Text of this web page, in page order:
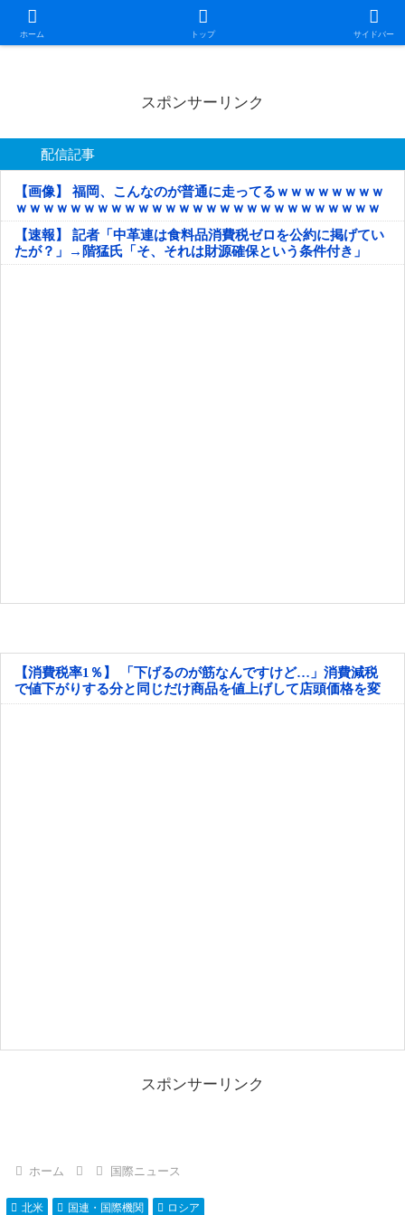
ホーム トップ サイドバー
日本第一！ニュース録
スポンサーリンク
配信記事
【画像】 福岡、こんなのが普通に走ってるｗｗｗｗｗｗｗｗ
ｗｗｗｗｗｗｗｗｗｗｗｗｗｗｗｗｗｗｗｗｗｗｗｗｗｗｗ
ｗｗｗｗｗ
【速報】 記者「中革連は食料品消費税ゼロを公約に掲げてい
たが？」→階猛氏「そ、それは財源確保という条件付き」
【消費税率1％】 「下げるのが筋なんですけど…」消費減税
で値下がりする分と同じだけ商品を値上げして店頭価格を変
えない店も
スポンサーリンク
ホーム 国際ニュース
北米 国連・国際機関 ロシア